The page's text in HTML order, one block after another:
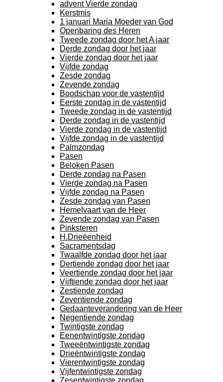
advent Vierde zondag
Kerstmis
1 januari Maria Moeder van God
Openbaring des Heren
Tweede zondag door het A jaar
Derde zondag door het jaar
Vierde zondag door het jaar
Vijfde zondag
Zesde zondag
Zevende zondag
Boodschap voor de vastentijd
Eerste zondag in de vastentijd
Tweede zondag in de vastentijd
Derde zondag in de vastentijd
Vierde zondag in de vastentijd
Vijfde zondag in de vastentijd
Palmzondag
Pasen
Beloken Pasen
Derde zondag na Pasen
Vierde zondag na Pasen
Vijfde zondag na Pasen
Zesde zondag van Pasen
Hemelvaart van de Heer
Zevende zondag van Pasen
Pinksteren
H.Drieëenheid
Sacramentsdag
Twaalfde zondag door het jaar
Dertiende zondag door het jaar
Veertiende zondag door het jaar
Vijftiende zondag door het jaar
Zestiende zondag
Zeventiende zondag
Gedaanteverandering van de Heer
Negentiende zondag
Twintigste zondag
Eenentwintigste zondag
Tweeëntwintigste zondag
Drieëntwintigste zondag
Vierentwintigste zondag
Vijfentwintigste zondag
Zesentwintigste zondag